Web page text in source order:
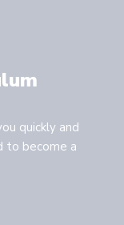
quickly and
to become a